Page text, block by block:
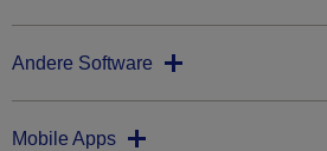
Andere Software
Mobile Apps